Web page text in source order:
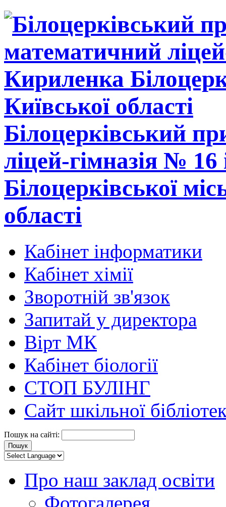
Білоцерківський
ліцей-гімназія №
Білоцерківської
області
Кабінет інформатики
Кабінет хімії
Зворотній зв'язок
Запитай у директора
Вірт МК
Кабінет біології
СТОП БУЛІНГ
Сайт шкільної
Пошук на сайті:
Про наш заклад освіти
Фотогалерея